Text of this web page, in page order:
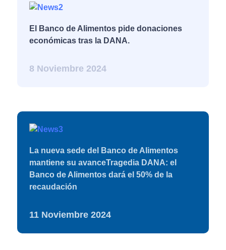
"El éxito es la suma
esfuerzos repetidos
El Banco de Alimentos pide donaciones
económicas tras la DANA.
8 Noviembre 2024
La nueva sede del Banco de Alimentos
mantiene su avanceTragedia DANA: el
Banco de Alimentos dará el 50% de la
recaudación
11 Noviembre 2024